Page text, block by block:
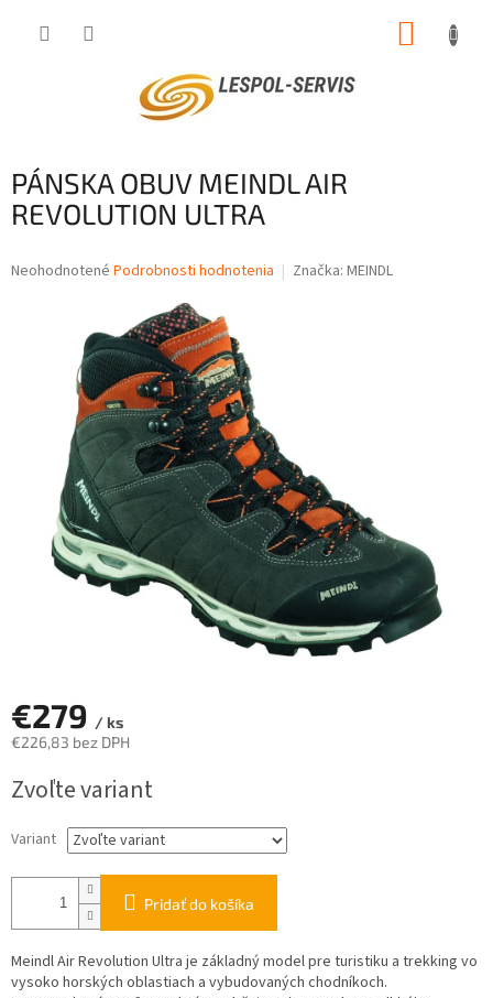
PÁNSKA OBUV MEINDL AIR
REVOLUTION ULTRA
Priemerné
hviezdičiek.
Neohodnotené Podrobnosti hodnotenia Značka: MEINDL
€279 / ks
€226,83 bez DPH
cena:
Zvoľte variant
Variant
Pridať do košíka
Meindl Air Revolution Ultra je základný model pre turistiku a trekking vo
vysoko horských oblastiach a vybudovaných chodníkoch.